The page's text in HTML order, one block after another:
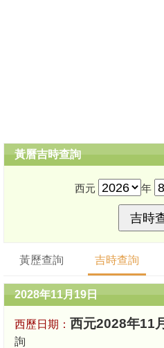
黃曆吉時查詢
西元 年
黃歷查詢 吉時查詢
2028年11月19日
西歷日期： 西元2028年11
詢